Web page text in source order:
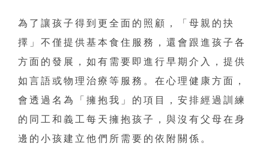
為了讓孩子得到更全面的照顧，「母親的抉
擇」不僅提供基本食住服務，還會跟進孩子各
方面的發展，如有需要即進行早期介入，提供
如言語或物理治療等服務。在心理健康方面，
會透過名為「擁抱我」的項目，安排經過訓練
的同工和義工每天擁抱孩子，與沒有父母在身
邊的小孩建立他們所需要的依附關係。